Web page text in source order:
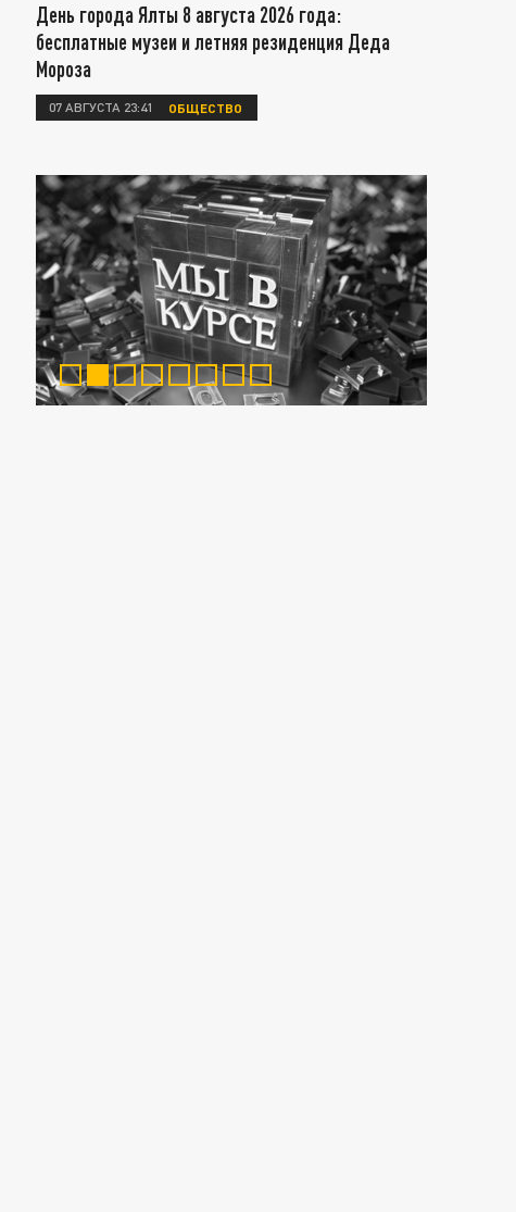
День города Ялты 8 августа 2026 года:
бесплатные музеи и летняя резиденция Деда
Мороза
07 АВГУСТА 23:41 ОБЩЕСТВО